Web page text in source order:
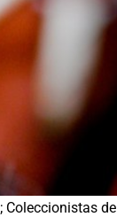
Coleccionistas de